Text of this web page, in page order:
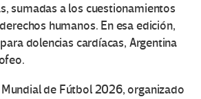
sumadas a los cuestionamientos
humanos. En esa edición,
dolencias cardíacas, Argentina
de Fútbol 2026, organizado